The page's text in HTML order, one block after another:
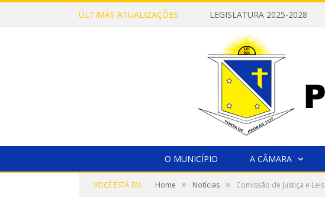
ÚLTIMAS ATUALIZAÇÕES: LEGISLATURA 2025-2028
O MUNICÍPIO A CÂMARA
VOCÊ ESTÁ EM: Home » Notícias » Comissão de Justiça e Leis